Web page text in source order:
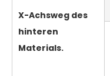
X-Achsweg des
hinteren
Materials.